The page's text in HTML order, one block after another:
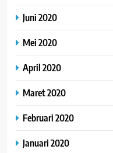
Juni 2020
Mei 2020
April 2020
Maret 2020
Februari 2020
Januari 2020